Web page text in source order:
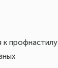
профнастилу